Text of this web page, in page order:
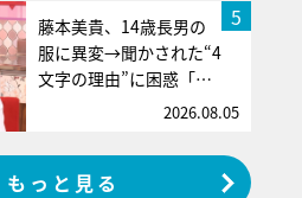
5
藤本美貴、14歳長男の
服に異変→聞かされた“4
文字の理由”に困惑「…
2026.08.05
もっと見る